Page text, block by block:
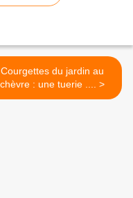
Courgettes du jardin au
chèvre : une tuerie .... >